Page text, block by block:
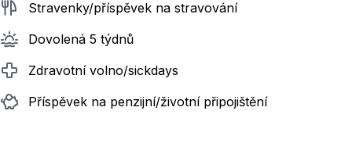
Stravenky/příspěvek na stravování
Dovolená 5 týdnů
Zdravotní volno/sickdays
Příspěvek na penzijní/životní připojištění